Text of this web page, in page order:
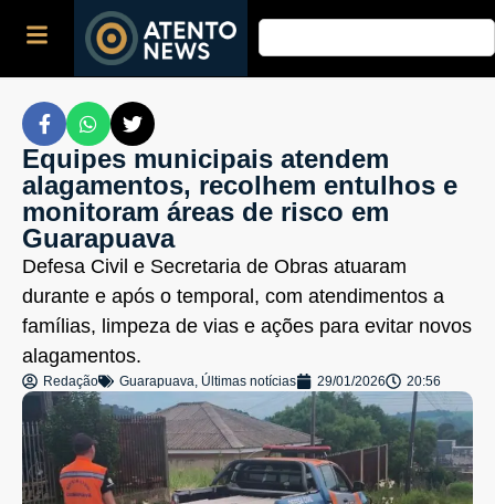
Equipes municipais atendem
alagamentos, recolhem entulhos e
monitoram áreas de risco em
Guarapuava
Defesa Civil e Secretaria de Obras atuaram
durante e após o temporal, com atendimentos a
famílias, limpeza de vias e ações para evitar novos
alagamentos.
Redação Guarapuava, Últimas notícias 29/01/2026 20:56